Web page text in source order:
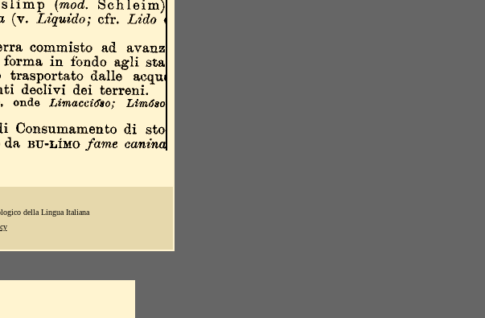
della Lingua Italiana